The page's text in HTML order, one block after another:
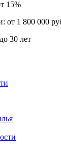
15%
от 1 800 000
30 лет
JS API нужен ключ.